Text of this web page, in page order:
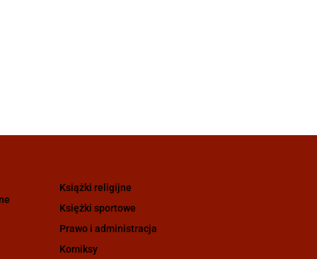
Książki religijne
Księżki sportowe
Prawo i administracja
Komiksy